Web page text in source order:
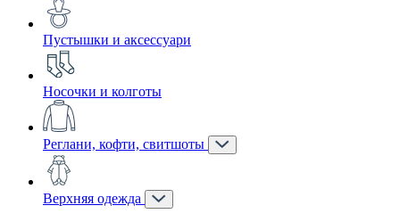
Пустышки и аксессуари
Носочки и колготы
Реглани, кофти, свитшоты
Верхняя одежда